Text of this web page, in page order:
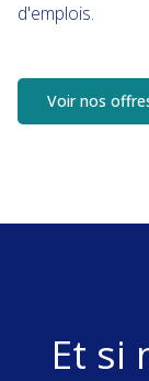
d'emplois.
Voir nos
Et si